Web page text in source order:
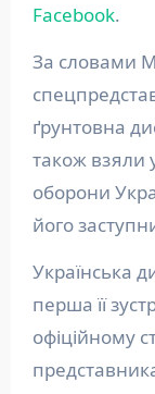
Facebook.
За словами
ґрунтовна
також взяли
оборони
його
Українська
перша її
офіційному